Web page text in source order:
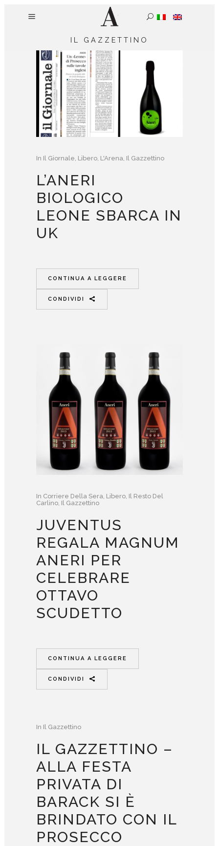
IL GAZZETTINO
In Il Giornale, Libero, L'Arena, Il Gazzettino
L’ANERI
BIOLOGICO
LEONE SBARCA IN
UK
CONTINUA A LEGGERE
CONDIVIDI
In Corriere Della Sera Libero Il Resto Del
Carlino Il Gazzettino
JUVENTUS
REGALA MAGNUM
ANERI PER
CELEBRARE
OTTAVO
SCUDETTO
CONTINUA A LEGGERE
CONDIVIDI
In Il Gazzettino
IL GAZZETTINO –
ALLA FESTA
PRIVATA DI
BARACK SI È
BRINDATO CON IL
PROSECCO